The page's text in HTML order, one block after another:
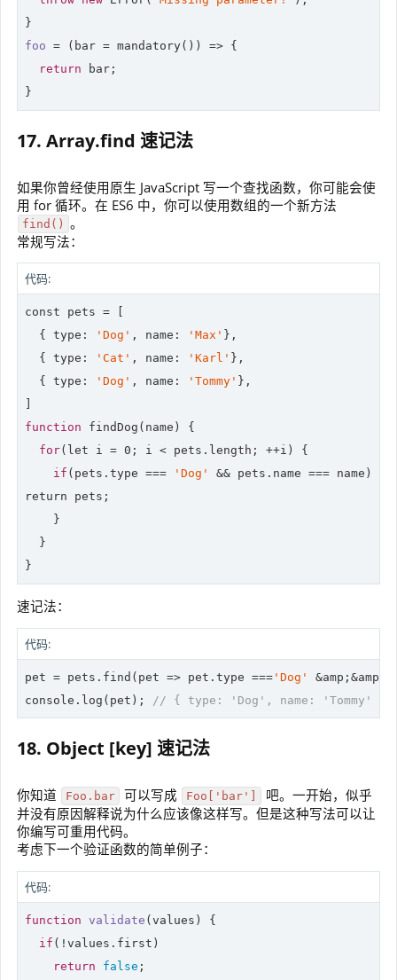
foo = (bar = mandatory()) => {
return bar;
}
17. Array.find 速记法
如果你曾经使用原生 JavaScript 写一个查找函数，你可能会使
用 for 循环。在 ES6 中，你可以使用数组的一个新方法
find() 。
常规写法：
代码:
const pets = [
  {
type : 'Dog' , name: 'Max' },
  {
type : 'Cat' , name: 'Karl' },
  {
type : 'Dog' , name: 'Tommy' },
function findDog(name) {
for( let i = 0; i < pets.length; ++i) {
if (pets.type === 'Dog'
return pets;
    }
  }
}
速记法：
代码:
pet = pets.find( pet => pet.type === 'Dog'
console .log(pet); // { type: 'Dog', name: 'Tommy' }
18. Object [key] 速记法
你知道 Foo.bar 可以写成 Foo['bar']
吧。一开始，似乎
并没有原因解释说为什么应该像这样写。但是这种写法可以让
你编写可重用代码。
考虑下一个验证函数的简单例子：
代码:
function validate (values ) {
if (!values.first)
return
false ;